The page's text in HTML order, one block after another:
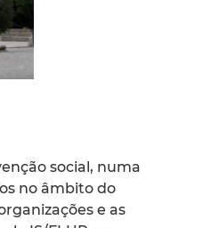
social, numa
no âmbito do
e as